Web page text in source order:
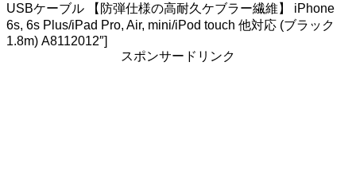
USBケーブル 【防弾仕様の高耐久ケブラー繊維】 iPhone
6s, 6s Plus/iPad Pro, Air, mini/iPod touch 他対応 (ブラック
1.8m) A8112012″]
スポンサードリンク